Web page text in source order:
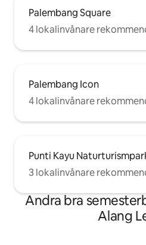
Palembang Square
4 lokalinvånare
Palembang Icon
4 lokalinvånare
Punti Kayu
3 lokalinvånare
Andra bra
Alang